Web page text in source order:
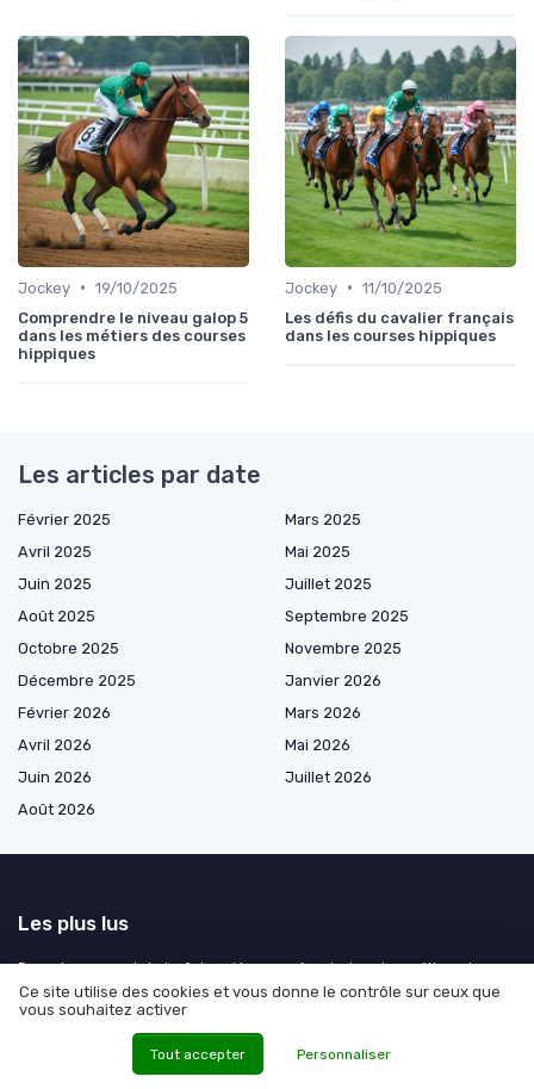
Jockey • 19/10/2025
Comprendre le niveau galop 5
dans les métiers des courses
hippiques
Jockey • 11/10/2025
Les défis du cavalier français
dans les courses hippiques
Les articles par date
Février 2025
Mars 2025
Avril 2025
Mai 2025
Juin 2025
Juillet 2025
Août 2025
Septembre 2025
Octobre 2025
Novembre 2025
Décembre 2025
Janvier 2026
Février 2026
Mars 2026
Avril 2026
Mai 2026
Juin 2026
Juillet 2026
Août 2026
Les plus lus
Devenir un expert du turf : les clés pour réussir dans les métiers des
courses hippiques
Le rôle essentiel de l'observateur du turf dans les courses hippiques
Les meilleures stratégies de cordes par hippodrome
Ce site utilise des cookies et vous donne le contrôle sur ceux que
vous souhaitez activer
Tout accepter Personnaliser